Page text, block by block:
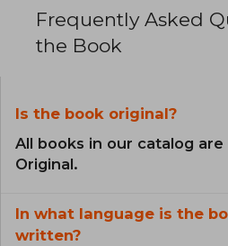
Frequently Asked
the Book
Is the book original?
All books in our catalog are
Original.
In what language is the
written?